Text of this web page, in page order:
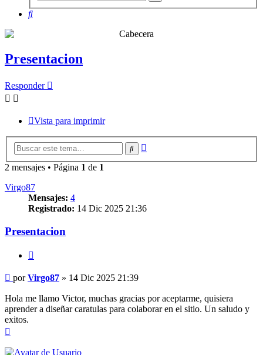
Buscar
Presentacion
Responder
Vista para imprimir
Buscar
2 mensajes • Página 1 de 1
Virgo87
Mensajes: 4
Registrado: 14 Dic 2025 21:36
Presentacion
Mensaje
porVirgo87 » 14 Dic 2025 21:39
Hola me llamo Victor, muchas gracias por aceptarme, quisiera
aprender a diseñar caratulas para colaborar en el sitio. Un saludo y
exitos.